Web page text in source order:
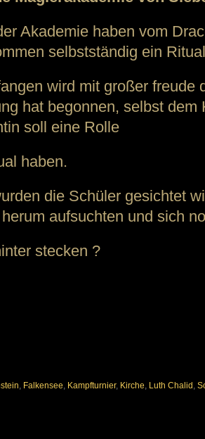
Akademie haben vom
selbstständig ein
wird mit großer freude
hat begonnen, selbst
soll eine Rolle
haben.
die Schüler gesichtet
aufsuchten und sich
stecken ?
, Falkensee, Kampfturnier, Kirche, Luth Chalid ,